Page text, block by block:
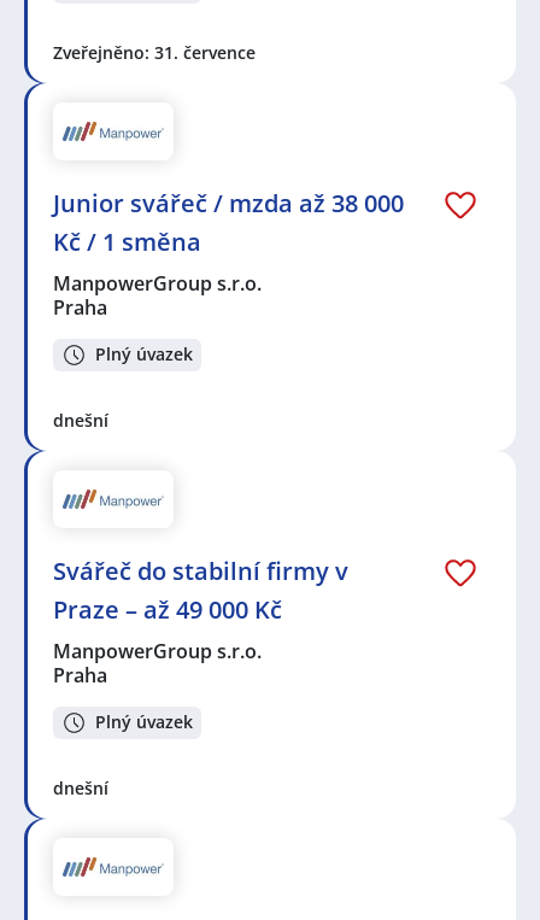
Zveřejněno: 31. července
Junior svářeč / mzda až 38 000
Kč / 1 směna
ManpowerGroup s.r.o.
Praha
Plný úvazek
dnešní
Svářeč do stabilní firmy v
Praze – až 49 000 Kč
ManpowerGroup s.r.o.
Praha
Plný úvazek
dnešní